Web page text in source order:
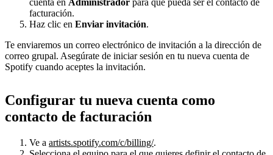
facturación.
Haz clic en Enviar invitación.
Te enviaremos un correo electrónico de invitación a la dirección de
correo grupal. Asegúrate de iniciar sesión en tu nueva cuenta de
Spotify cuando aceptes la invitación.
Configurar tu nueva cuenta como
contacto de facturación
Ve a artists.spotify.com/c/billing/.